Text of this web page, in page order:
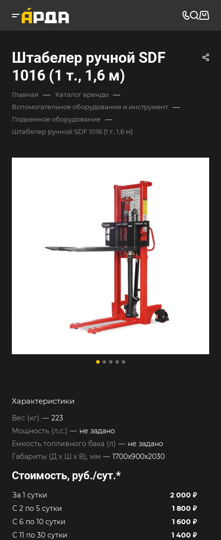
Штабелер ручной SDF
1016 (1 т., 1,6 м)
Главная — Каталог аренды —
Вспомогательное оборудование и инструмент —
Подъемное оборудование —
Штабелер ручной SDF 1016 (1 т., 1,6 м)
Характеристики
Вес (кг) — 223
Мощность (л.с.) — не задано
Емкость топливного бака (л) — не задано
Габариты (Д х Ш х В), мм — 1700х900х2030
Стоимость, руб./сут.*
За 1 сутки
2 000 ₽
С 2 по 5 сутки
1 800 ₽
С 6 по 10 сутки
1 600 ₽
С 11 по 30 сутки
1 400 ₽